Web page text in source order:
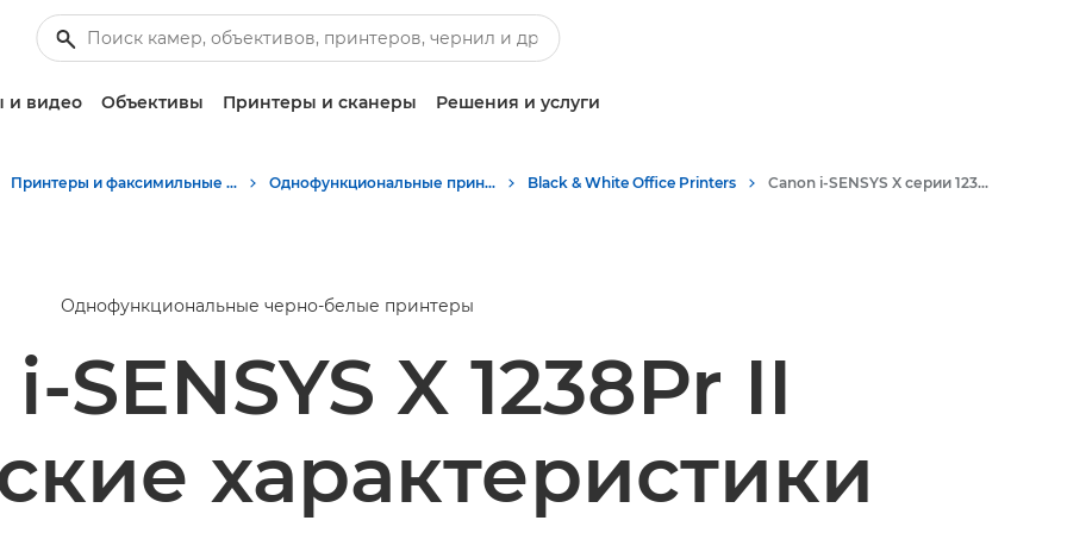
и видео Объективы Принтеры и сканеры Решения и услуги
Принтеры и факсимильные аппараты для бизнеса Однофункциональные принтеры - Canon Uzbekistan Black & White Office Printers Canon i-SENSYS X серии 1238P II - Принтеры для бизнеса
Однофункциональные черно-белые принтеры
SENSYS X 1238Pr II
характеристики